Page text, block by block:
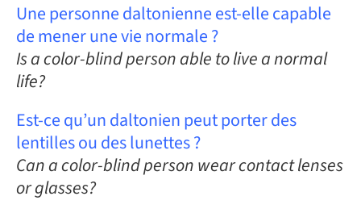
Une personne daltonienne est-elle capable
de mener une vie normale ?
Is a color-blind person able to live a normal
life?
Est-ce qu’un daltonien peut porter des
lentilles ou des lunettes ?
Can a color-blind person wear contact lenses
or glasses?